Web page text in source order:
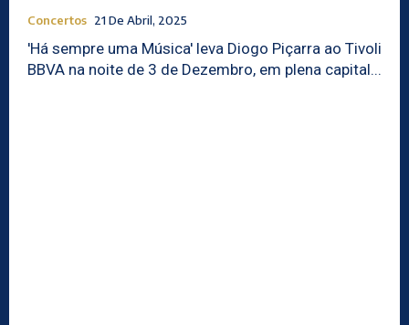
Concertos 21 De Abril, 2025
'Há sempre uma Música' leva Diogo Piçarra ao Tivoli
BBVA na noite de 3 de Dezembro, em plena capital...